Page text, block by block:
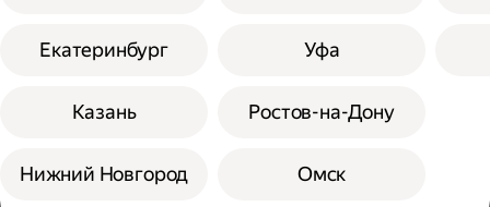
Екатеринбург
Казань
Нижний Новгород
Уфа
Ростов-на-Дону
Омск